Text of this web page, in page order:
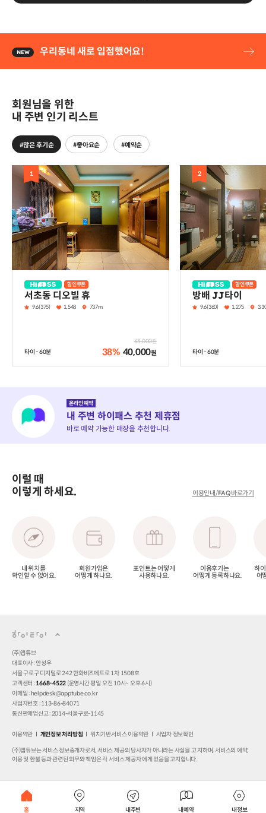
우리동네 새로 입점했어요!
회원님을 위한
내 주변 인기 리스트
#많은 후기순 #좋아요순 #예약순
1
할인쿠폰
서초동 디오빌 휴
9.6(375) 1,548 737m
타이 - 60분
65,000원
38% 40,000원
2
할인쿠폰
방배 JJ타이
9.6(360) 1,275
타이 - 60분
온라인 예약
내 주변 하이패스 추천 제휴점
바로 예약 가능한 매장을 추천합니다.
이럴 때
이렇게 하세요.
이용안내/FAQ바로가기
내 위치를
확인할 수 없어요.
회원가입은
어떻게 하나요.
포인트는 어떻게
사용하나요.
이용후기는
어떻게 등록하나요.
하
어
(주)앱튜브
대표이사 : 안성우
서울 구로구 디지털로 242 한화비즈메트로 1차 1508호
고객센터 :1668-4522 (운영시간 평일 오전 10시~ 오후 6시)
이메일 : helpdesk@apptube.co.kr
사업자번호 : 113-86-84071
통신판매업신고 : 2014-서울구로-1145
이용약관 개인정보 처리방침 위치기반서비스 이용약관 사업자 정보확인
(주)앱튜브는 서비스 정보중개자로서, 서비스 제공의 당사자가 아니라는 사실을 고 지하며, 서비스의 예약,
이용 및 환불 등과 관련된 의무와 책임은 각 서비스 제공자 에게 있음을 고지합니다.
홈 지역 내주변 내예약 내정보